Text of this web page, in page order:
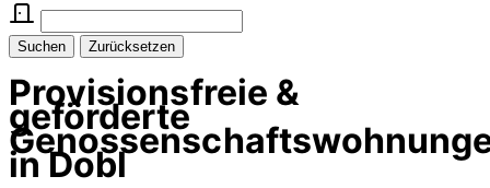
Suchen Zurücksetzen
Provisionsfreie &
geförderte
in Dobl